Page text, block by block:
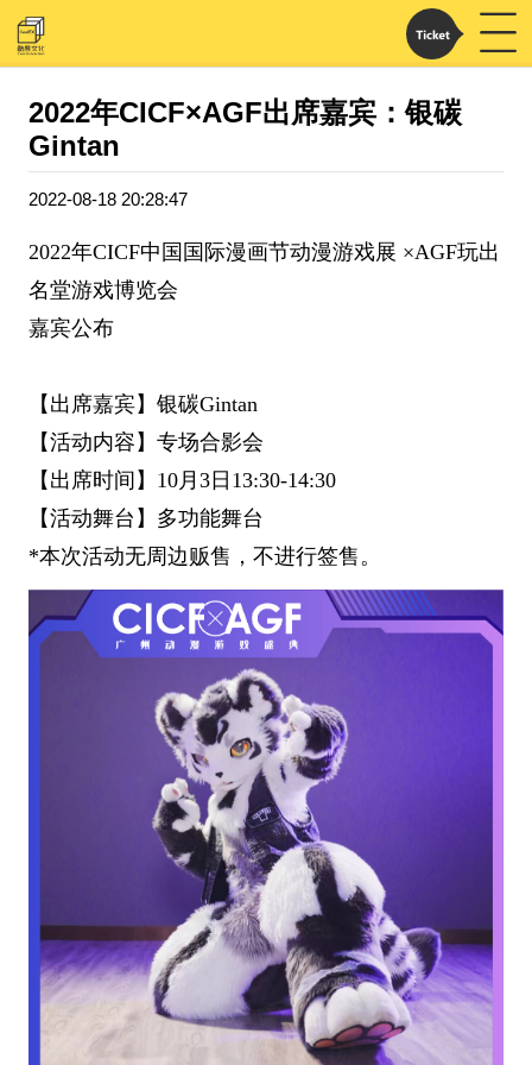
2022年CICF×AGF出席嘉宾：银碳
Gintan
2022-08-18 20:28:47
2022年CICF中国国际漫画节动漫游戏展 ×AGF玩出
名堂游戏博览会
嘉宾公布
【出席嘉宾】银碳Gintan
【活动内容】专场合影会
【出席时间】10月3日13:30-14:30
【活动舞台】多功能舞台
*本次活动无周边贩售，不进行签售。